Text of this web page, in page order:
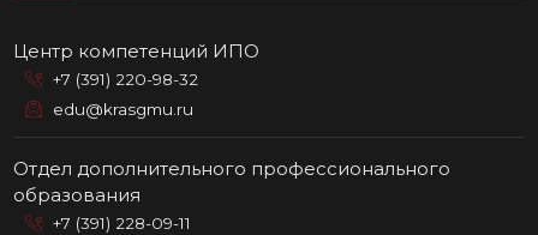
Центр компетенций ИПО
+7 (391) 220-98-32
edu@krasgmu.ru
Отдел дополнительного профессионального
образования
+7 (391) 228-09-11